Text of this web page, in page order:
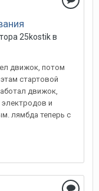
25kostikв
движок, потом
стартовой
движок,
и
лямбда теперь с